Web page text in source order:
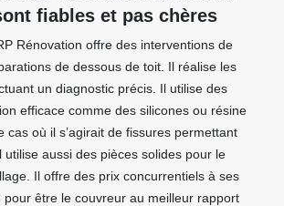
fiables et pas chères
Rénovation offre des interventions de
de dessous de toit. Il réalise les
un diagnostic précis. Il utilise des
efficace comme des silicones ou résine
cas où il s’agirait de fissures permettant
utilise aussi des pièces solides pour le
Il offre des prix concurrentiels à ses
pour être le couvreur au meilleur rapport